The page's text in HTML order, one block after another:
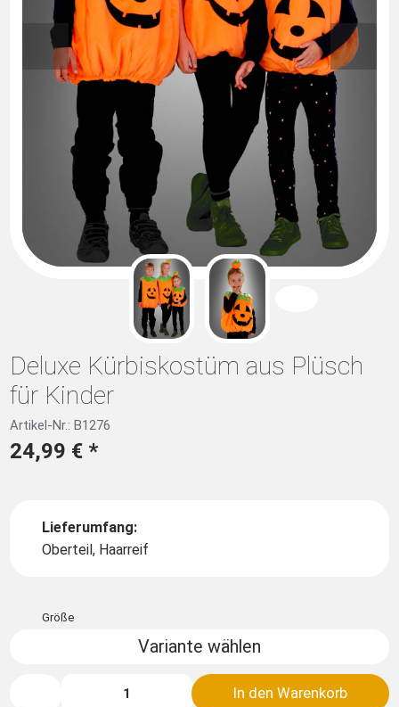
Deluxe Kürbiskostüm aus Plüsch
für Kinder
Artikel-Nr.: B1276
24,99 € *
Lieferumfang:
Oberteil, Haarreif
Größe
Variante wählen
In den Warenkorb